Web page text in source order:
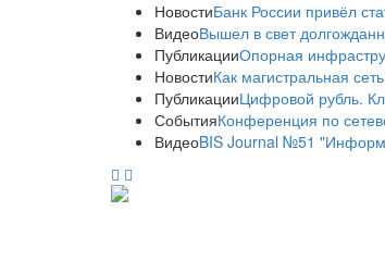
НовостиБанк России привёл
ВидеоВышел в свет
ПубликацииОпорная
НовостиКак магистральная
ПубликацииЦифровой рубль.
СобытияКонференция по
ВидеоBIS Journal №51